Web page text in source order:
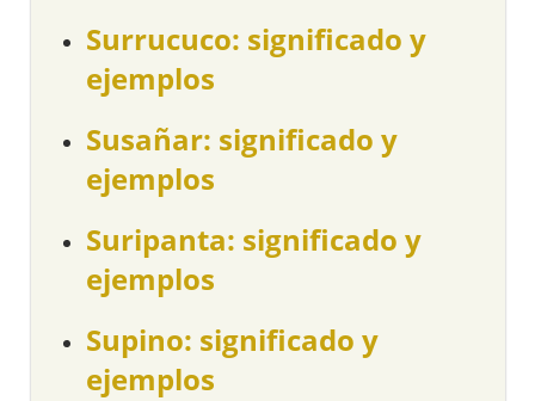
Surrucuco: significado y
ejemplos
Susañar: significado y
ejemplos
Suripanta: significado y
ejemplos
Supino: significado y
ejemplos